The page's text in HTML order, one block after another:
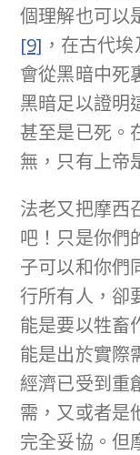
個理解也可以
[9] ，在古代
會從黑暗中死
黑暗足以證明
甚至是已死。
無，只有上帝
法老又把摩西
吧！只是你們
子可以和你們
行所有人，卻
能是要以牲畜
能是出於實際
經濟已受到重
需，又或者是
完全妥協。但